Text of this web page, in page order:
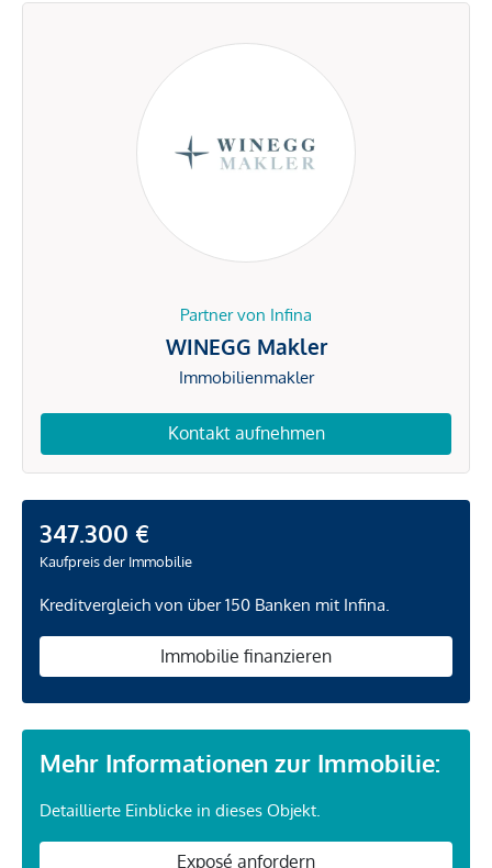
Partner von Infina
WINEGG Makler
Immobilienmakler
Kontakt aufnehmen
347.300 €
Kaufpreis der Immobilie
Kreditvergleich von über 150 Banken mit Infina.
Immobilie finanzieren
Mehr Informationen zur Immobilie:
Detaillierte Einblicke in dieses Objekt.
Exposé anfordern